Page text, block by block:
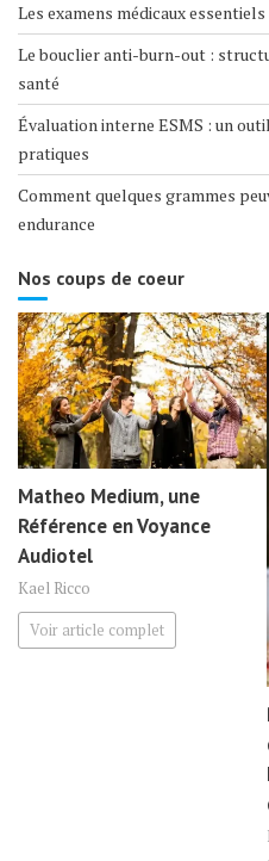
Les examens médicaux
Le bouclier anti-burn-out :
santé
Évaluation interne ESMS : un
pratiques
Comment quelques grammes
endurance
Nos coups de coeur
Matheo Medium, une
Référence en Voyance
Audiotel
Kael Ricco
Voir article complet